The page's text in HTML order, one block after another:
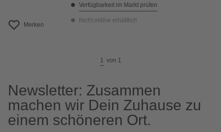
Merken
Verfügbarkeit im Markt prüfen
Nicht online erhältlich
1 von 1
Newsletter: Zusammen
machen wir Dein Zuhause zu
einem schöneren Ort.